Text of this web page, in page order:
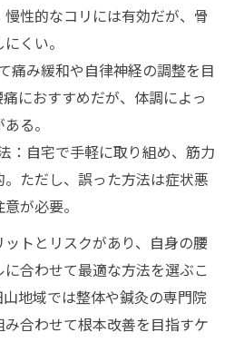
性的なコリには有効だが、骨
くい。
痛み緩和や自律神経の調整を目
におすすめだが、体調によっ
る。
：自宅で手軽に取り組め、筋力
ただし、誤った方法は症状悪
が必要。
トとリスクがあり、自身の腰
合わせて最適な方法を選ぶこ
地域では整体や鍼灸の専門院
合わせて根本改善を目指すケ